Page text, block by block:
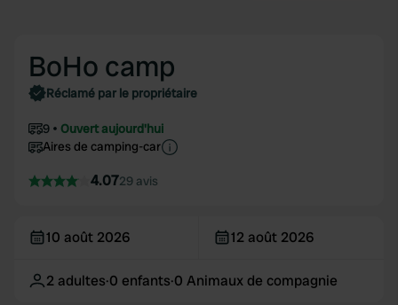
BoHo camp
Réclamé par le propriétaire
9
Ouvert aujourd'hui
Aires de camping-car
4.0729 avis
10 août 2026 12 août 2026
2 adultes·0 enfants·0 Animaux de compagnie